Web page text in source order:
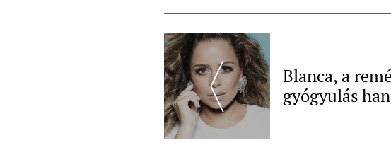
Post
NavigationBlanca, a
gyógyulás